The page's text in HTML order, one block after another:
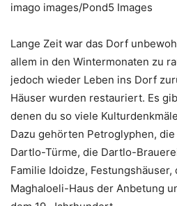
imago images/Pond5 Images
Lange Zeit war das Dorf
allem in den Wintermonaten zu
jedoch wieder Leben ins Dorf
Häuser wurden restauriert. Es
denen du so viele
Dazu gehörten Petroglyphen,
Dartlo-Türme, die Dartlo-
Familie Idoidze,
Maghaloeli-Haus der Anbetung